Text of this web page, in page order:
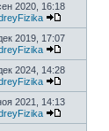
2020, 16:18
2019, 17:07
2024, 14:28
2021, 14:13